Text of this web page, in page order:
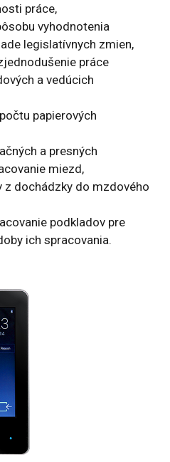
práce,
vyhodnotenia
legislatívnych zmien,
práce
a vedúcich
papierových
a presných
miezd,
z dochádzky do mzdového
podkladov pre
ich spracovania.